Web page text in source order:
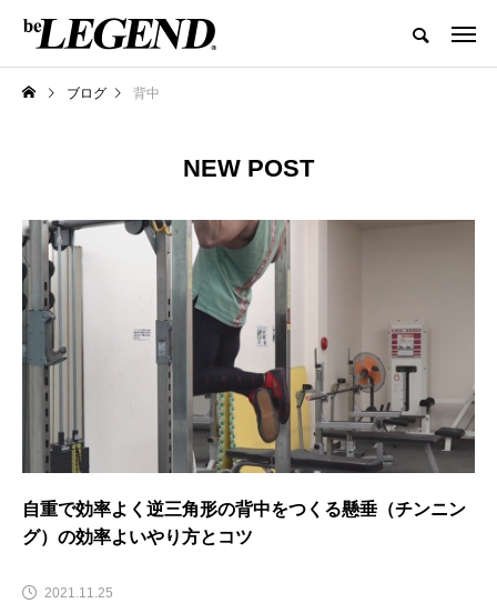
ブログ 背中
NEW POST
自重で効率よく逆三角形の背中をつくる懸垂（チンニン
グ）の効率よいやり方とコツ
2021.11.25